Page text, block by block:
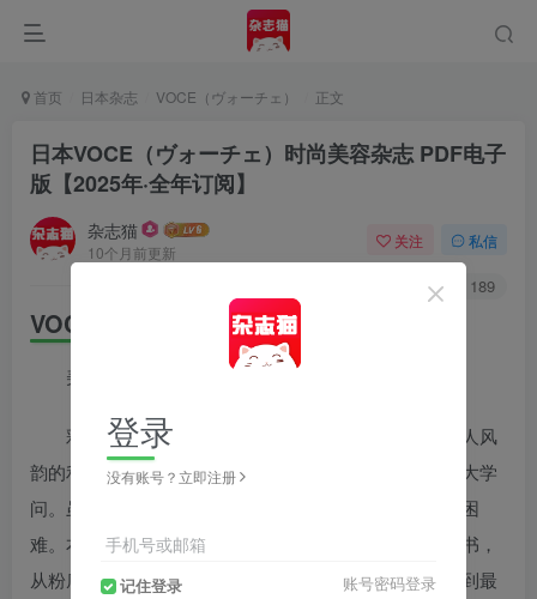
首页 日本杂志 VOCE（ヴォーチェ） 正文
日本VOCE（ヴォーチェ）时尚美容杂志 PDF电子
版【2025年·全年订阅】
杂志猫
10个月前更新
关注 私信
764 189
VOCE（ヴォーチェ）内容简介
美丽大变身的最佳武器
彩妆是让女人更加美丽的秘诀，也是能表现女人迷人风
韵的利器。如何拥有一个自然不造作的彩妆，可是一门大学
问。虽说如此，只要掌握技巧，一切并没有想像中那样困
难。本志正是为着所有的女性们特别精心特制的彩妆专书，
从粉底、美白、保养、指甲彩绘、肌肤问题解决之道，到最
登录
没有账号？立即注册
手机号或邮箱
记住登录 账号密码登录